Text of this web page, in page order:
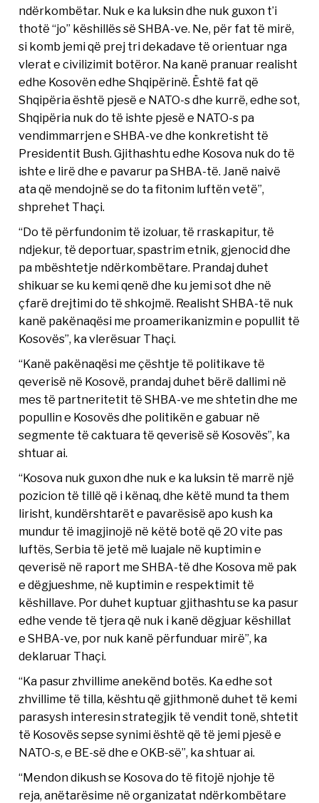
ndërkombëtar. Nuk e ka luksin dhe nuk guxon t’i
thotë “jo” këshillës së SHBA-ve. Ne, për fat të mirë,
si komb jemi që prej tri dekadave të orientuar nga
vlerat e civilizimit botëror. Na kanë pranuar realisht
edhe Kosovën edhe Shqipërinë. Është fat që
Shqipëria është pjesë e NATO-s dhe kurrë, edhe sot,
Shqipëria nuk do të ishte pjesë e NATO-s pa
vendimmarrjen e SHBA-ve dhe konkretisht të
Presidentit Bush. Gjithashtu edhe Kosova nuk do të
ishte e lirë dhe e pavarur pa SHBA-të. Janë naivë
ata që mendojnë se do ta fitonim luftën vetë”,
shprehet Thaçi.
“Do të përfundonim të izoluar, të rraskapitur, të
ndjekur, të deportuar, spastrim etnik, gjenocid dhe
pa mbështetje ndërkombëtare. Prandaj duhet
shikuar se ku kemi qenë dhe ku jemi sot dhe në
çfarë drejtimi do të shkojmë. Realisht SHBA-të nuk
kanë pakënaqësi me proamerikanizmin e popullit të
Kosovës”, ka vlerësuar Thaçi.
“Kanë pakënaqësi me çështje të politikave të
qeverisë në Kosovë, prandaj duhet bërë dallimi në
mes të partneritetit të SHBA-ve me shtetin dhe me
popullin e Kosovës dhe politikën e gabuar në
segmente të caktuara të qeverisë së Kosovës”, ka
shtuar ai.
“Kosova nuk guxon dhe nuk e ka luksin të marrë një
pozicion të tillë që i kënaq, dhe këtë mund ta them
lirisht, kundërshtarët e pavarësisë apo kush ka
mundur të imagjinojë në këtë botë që 20 vite pas
luftës, Serbia të jetë më luajale në kuptimin e
qeverisë në raport me SHBA-të dhe Kosova më pak
e dëgjueshme, në kuptimin e respektimit të
këshillave. Por duhet kuptuar gjithashtu se ka pasur
edhe vende të tjera që nuk i kanë dëgjuar këshillat
e SHBA-ve, por nuk kanë përfunduar mirë”, ka
deklaruar Thaçi.
“Ka pasur zhvillime anekënd botës. Ka edhe sot
zhvillime të tilla, kështu që gjithmonë duhet të kemi
parasysh interesin strategjik të vendit tonë, shtetit
të Kosovës sepse synimi është që të jemi pjesë e
NATO-s, e BE-së dhe e OKB-së”, ka shtuar ai.
“Mendon dikush se Kosova do të fitojë njohje të
reja, anëtarësime në organizatat ndërkombëtare